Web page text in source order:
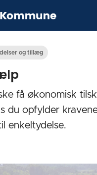
og tillæg
få økonomisk
du opfylder
enkeltydelse.